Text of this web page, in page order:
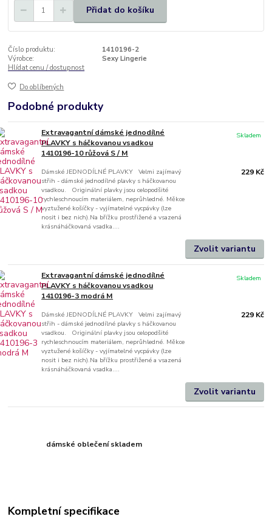
Přidat do košíku
Číslo produktu:
1410196-2
Výrobce:
Sexy Lingerie
Hlídat cenu / dostupnost
Do oblíbených
Podobné produkty
Extravagantní dámské jednodílné
PLAVKY s háčkovanou vsadkou
1410196-10 růžová S / M
Dámské JEDNODÍLNÉ PLAVKY Velmi zajímavý
střih - dámské jednodílné plavky s háčkovanou
vsadkou. Originální plavky jsou celopodšité
rychleschnoucím materiálem, neprůhledné. Měkce
vyztužené košíčky - vyjímatelné vycpávky (lze
nosit i bez nich).Na břížku prostřižené a vsazená
krásnáháčkovaná vsadka....
229 Kč
Skladem
Zvolit variantu
Extravagantní dámské jednodílné
PLAVKY s háčkovanou vsadkou
1410196-3 modrá M
Dámské JEDNODÍLNÉ PLAVKY Velmi zajímavý
střih - dámské jednodílné plavky s háčkovanou
vsadkou. Originální plavky jsou celopodšité
rychleschnoucím materiálem, neprůhledné. Měkce
vyztužené košíčky - vyjímatelné vycpávky (lze
nosit i bez nich).Na břížku prostřižené a vsazená
krásnáháčkovaná vsadka....
229 Kč
Skladem
Zvolit variantu
dámské oblečení skladem
Kompletní specifikace